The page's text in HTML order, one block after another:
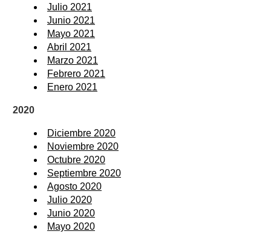
Julio 2021
Junio 2021
Mayo 2021
Abril 2021
Marzo 2021
Febrero 2021
Enero 2021
2020
Diciembre 2020
Noviembre 2020
Octubre 2020
Septiembre 2020
Agosto 2020
Julio 2020
Junio 2020
Mayo 2020